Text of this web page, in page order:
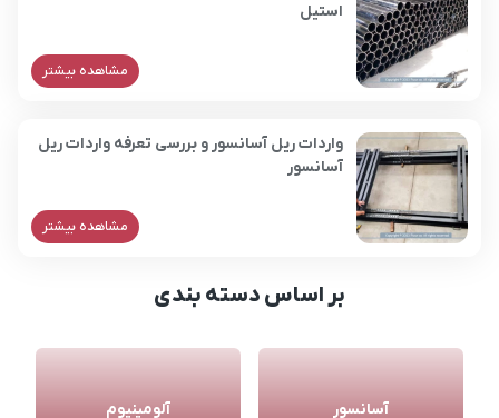
استیل
مشاهده بیشتر
واردات ریل آسانسور و بررسی تعرفه واردات ریل
آسانسور
مشاهده بیشتر
بر اساس دسته بندی
آسانسور آلومینیوم